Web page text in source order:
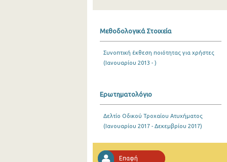
Ιουλίου 2025
Μαΐου 2025
Μαρτίου 2025
Μεθοδολογικά Στοιχεία
Συνοπτική έκθεση ποιότητας για χρήστες
(Ιανουαρίου 2013 - )
Ερωτηματολόγιο
Δελτίο Οδικού Τροχαίου Ατυχήματος
(Ιανουαρίου 2017 - Δεκεμβρίου 2017)
Επαφή